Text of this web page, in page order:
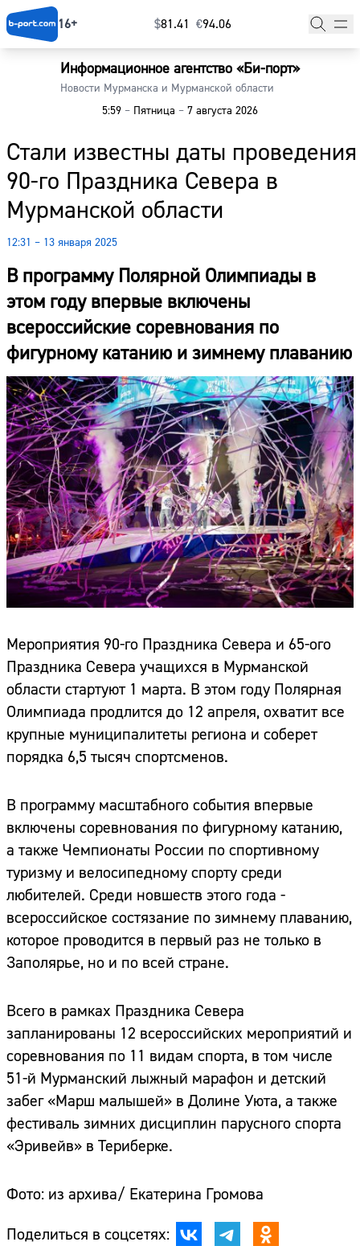
16+ $⁠81.41 €⁠94.06
Информационное агентство «Би-порт»
Новости Мурманска и Мурманской области
5:59 – Пятница – 7 августа 2026
Стали известны даты проведения
90-го Праздника Севера в
Мурманской области
12:31 – 13 января 2025
В программу Полярной Олимпиады в
этом году впервые включены
всероссийские соревнования по
фигурному катанию и зимнему плаванию
Мероприятия 90-го Праздника Севера и 65-ого
Праздника Севера учащихся в Мурманской
области стартуют 1 марта. В этом году Полярная
Олимпиада продлится до 12 апреля, охватит все
крупные муниципалитеты региона и соберет
порядка 6,5 тысяч спортсменов.
В программу масштабного события впервые
включены соревнования по фигурному катанию,
а также Чемпионаты России по спортивному
туризму и велосипедному спорту среди
любителей. Среди новшеств этого года -
всероссийское состязание по зимнему плаванию,
которое проводится в первый раз не только в
Заполярье, но и по всей стране.
Всего в рамках Праздника Севера
запланированы 12 всероссийских мероприятий и
соревнования по 11 видам спорта, в том числе
51-й Мурманский лыжный марафон и детский
забег «Марш малышей» в Долине Уюта, а также
фестиваль зимних дисциплин парусного спорта
«Эривейв» в Териберке.
Фото: из архива/ Екатерина Громова
Поделиться в соцсетях:
Главная
Наши гости
Фоторепортажи
Погода
Курсы валют